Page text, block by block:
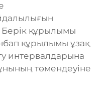
Берік құрылымы
құрылымы ұзақ
интервалдарына
төмендеуіне